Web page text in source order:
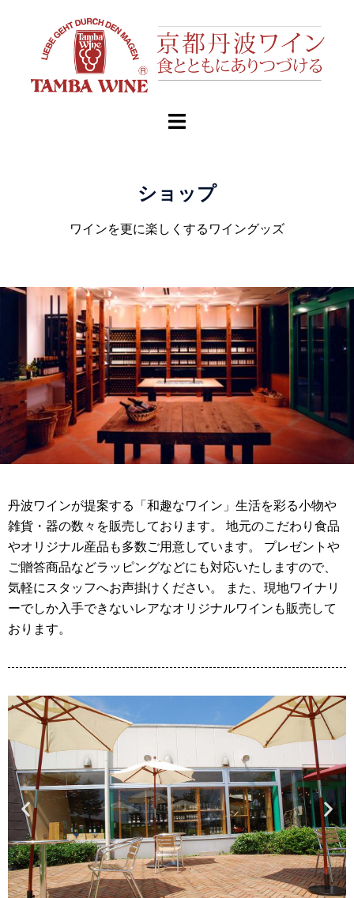
ショップ
ワインを更に楽しくするワイングッズ
丹波ワインが提案する「和趣なワイン」生活を彩る小物や
雑貨・器の数々を販売しております。 地元のこだわり食品
やオリジナル産品も多数ご用意しています。 プレゼントや
ご贈答商品などラッピングなどにも対応いたしますので、
気軽にスタッフへお声掛けください。 また、現地ワイナリ
ーでしか入手できないレアなオリジナルワインも販売して
おります。